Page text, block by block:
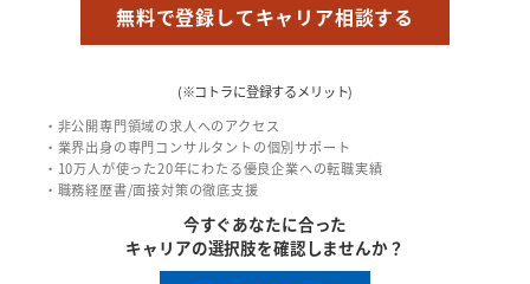
無料で登録してキャリア相談する
(※コトラに登録するメリット)
・非公開専門領域の求人へのアクセス
・業界出身の専門コンサルタントの個別サポート
・10万人が使った20年にわたる優良企業への転職実績
・職務経歴書/面接対策の徹底支援
今すぐあなたに合った
キャリアの選択肢を確認しませんか？